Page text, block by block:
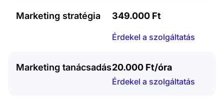
Marketing stratégia 349.000 Ft
Érdekel a szolgáltatás
Marketing tanácsadás20.000 Ft/óra
Érdekel a szolgáltatás